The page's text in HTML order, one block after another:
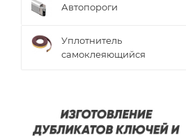
Автопороги
Уплотнитель
самоклеяющийся